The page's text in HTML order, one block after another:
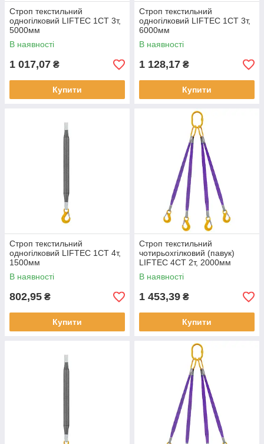
Строп текстильний
одногілковий LIFTEC 1СТ 3т,
5000мм
В наявності
1 017,07 ₴
Купити
Строп текстильний
одногілковий LIFTEC 1СТ 3т,
6000мм
В наявності
1 128,17 ₴
Купити
Строп текстильний
одногілковий LIFTEC 1СТ 4т,
1500мм
В наявності
802,95 ₴
Купити
Строп текстильний
чотирьохгілковий (павук)
LIFTEC 4СТ 2т, 2000мм
В наявності
1 453,39 ₴
Купити